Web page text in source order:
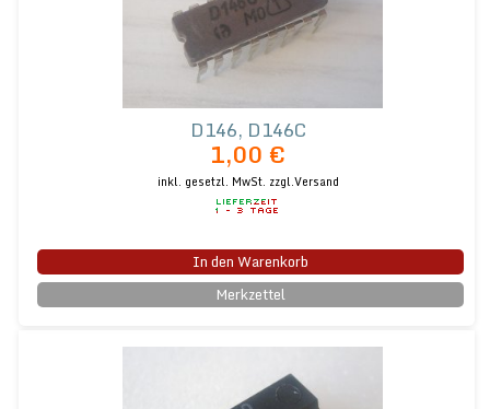
D146, D146C
1,00 €
inkl. gesetzl. MwSt. zzgl.Versand
In den Warenkorb
Merkzettel